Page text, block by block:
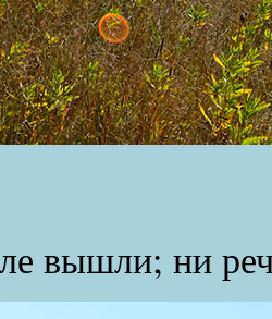
вышли; ни